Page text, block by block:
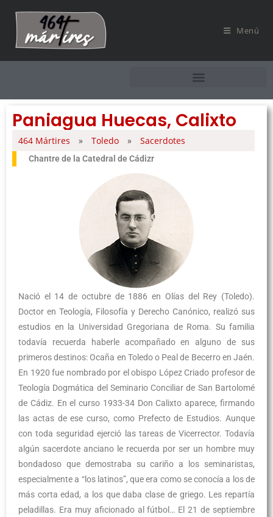
Menú
Paniagua Huecas, Calixto
464 Mártires » Toledo » Sacerdotes
Chantre de la Catedral de Cádizr
Nació el 14 de octubre de 1886 en Olías del Rey (Toledo).
Doctor en Teología, Filosofía y Derecho Canónico, realizó sus
estudios en la Universidad Gregoriana de Roma. Su familia
todavía recuerda haberle acompañado en alguno de sus
primeros destinos: Ocaña en Toledo o Peal de Becerro en Jaén.
En 1920 fue nombrado por el obispo López Criado profesor de
Teología Dogmática del Seminario Conciliar de San Bartolomé
de Cádiz. En el curso 1933-34 Don Calixto aparece, firmando
las actas de ese curso, como Prefecto de Estudios. Aunque
con toda seguridad ejerció las tareas de Vicerrector. Todavía
algún sacerdote anciano le recuerda por ser un hombre muy
bondadoso que demostraba su cariño a los seminaristas,
especialmente a “los latinos”, que era como se conocía a los de
más corta edad, a los que daba clase de griego. Les repartía
peladillas. Era muy aficionado al fútbol… El 21 de septiembre